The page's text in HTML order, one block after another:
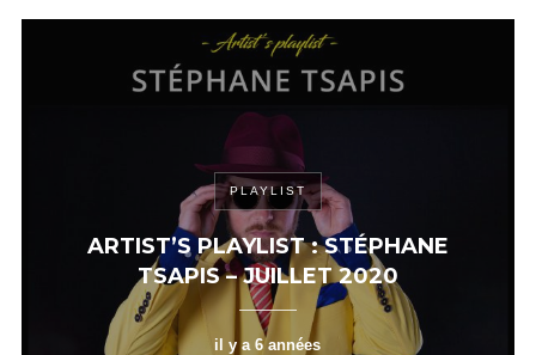
PLAYLIST
ARTIST’S PLAYLIST : STÉPHANE
TSAPIS – JUILLET 2020
il y a 6 années